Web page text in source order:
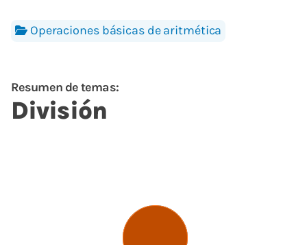
Operaciones básicas de aritmética
Resumen de temas:
División